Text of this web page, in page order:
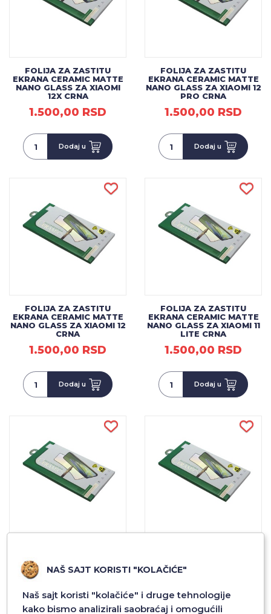
FOLIJA ZA ZASTITU
EKRANA CERAMIC MATTE
NANO GLASS ZA XIAOMI
12X CRNA
1.500,00 RSD
Dodaj u
FOLIJA ZA ZASTITU
EKRANA CERAMIC MATTE
NANO GLASS ZA XIAOMI 12
PRO CRNA
1.500,00 RSD
Dodaj u
FOLIJA ZA ZASTITU
EKRANA CERAMIC MATTE
NANO GLASS ZA XIAOMI 12
CRNA
1.500,00 RSD
Dodaj u
FOLIJA ZA ZASTITU
EKRANA CERAMIC MATTE
NANO GLASS ZA XIAOMI 11
LITE CRNA
1.500,00 RSD
Dodaj u
NANO GLASS ZA SAMSUNG
S22 PLUS/S906B CRNA
1.500,00 RSD
NANO GLASS ZA SAMSUNG
S22/S901B CRNA
NAŠ SAJT KORISTI "KOLAČIĆE"
Naš sajt koristi "kolačiće" i druge tehnologije
kako bismo analizirali saobraćaj i omogućili